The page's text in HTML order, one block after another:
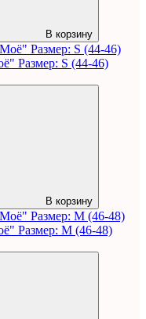
В корзину
Размер: S (44-46)
В корзину
Размер: M (46-48)